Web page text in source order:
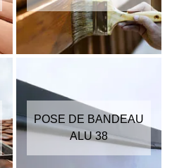
POSE DE BANDEAU
ALU 38